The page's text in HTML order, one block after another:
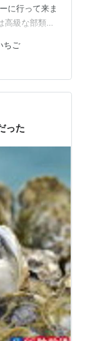
に行って来ま
高級な部類の
と思うもの
南国タイで
ルーツは安
ゴーなど南国
でタイでは
ちご
った